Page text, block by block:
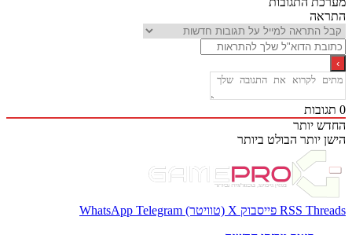
יותר
יותר הבולט ביותר
RSS פייסבוק X (טוויטר) WhatsApp Telegram